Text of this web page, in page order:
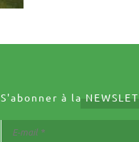
S'abonner à la